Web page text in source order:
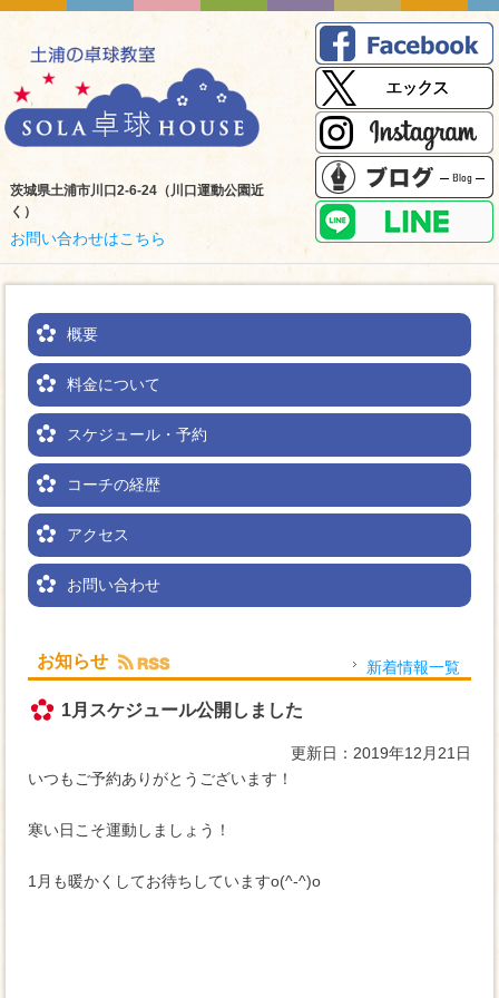
茨城県土浦市川口2-6-24（川口運動公園近
く）
お問い合わせはこちら
概要
料金について
スケジュール・予約
コーチの経歴
アクセス
お問い合わせ
お知らせ 新着情報一覧
1月スケジュール公開しました
更新日：2019年12月21日
いつもご予約ありがとうございます！
寒い日こそ運動しましょう！
1月も暖かくしてお待ちしていますo(^-^)o